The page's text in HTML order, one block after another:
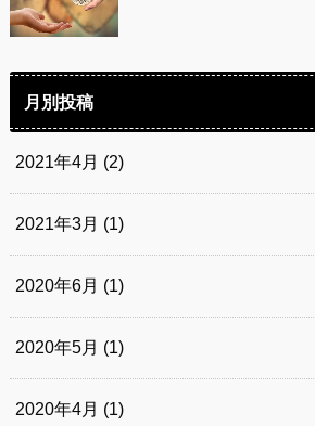
月別投稿
2021年4月 (2)
2021年3月 (1)
2020年6月 (1)
2020年5月 (1)
2020年4月 (1)